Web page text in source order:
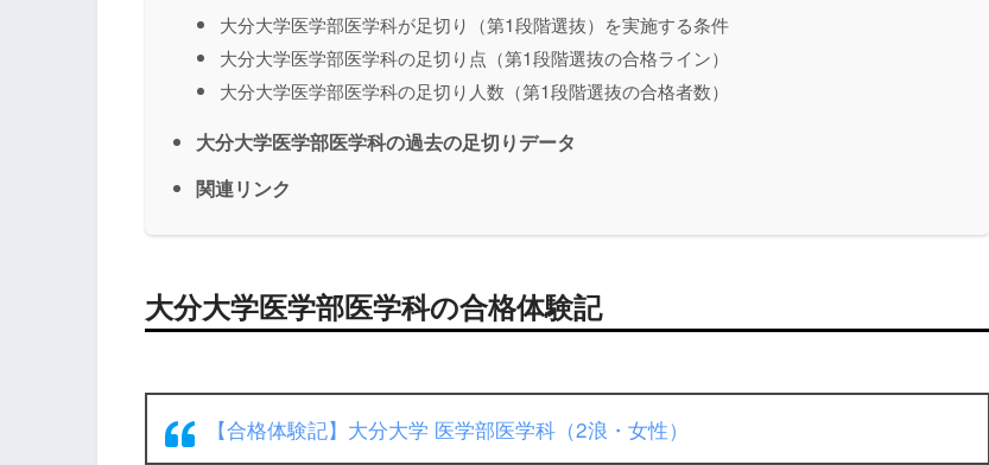
大分大学医学部医学科が足切り（第1段階選抜）を実施する条件
大分大学医学部医学科の足切り点（第1段階選抜の合格ライン）
大分大学医学部医学科の足切り人数（第1段階選抜の合格者数）
大分大学医学部医学科の過去の足切りデータ
関連リンク
大分大学医学部医学科の合格体験記
【合格体験記】大分大学 医学部医学科（2浪・女性）